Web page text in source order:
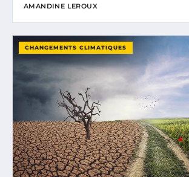
AMANDINE LEROUX
CHANGEMENTS CLIMATIQUES